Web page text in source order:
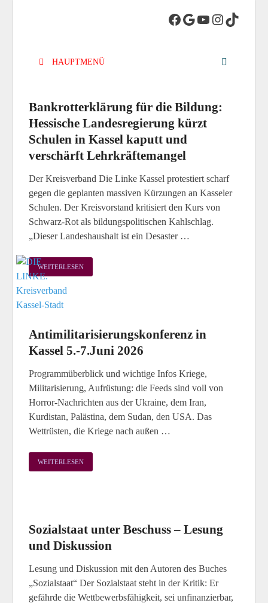
Kreisverband
Kassel-Stadt
HAUPTMENÜ
Bankrotterklärung für die Bildung:
Hessische Landesregierung kürzt
Schulen in Kassel kaputt und
verschärft Lehrkräftemangel
Der Kreisverband Die Linke Kassel protestiert scharf
gegen die geplanten massiven Kürzungen an Kasseler
Schulen. Der Kreisvorstand kritisiert den Kurs von
Schwarz-Rot als bildungspolitischen Kahlschlag.
„Dieser Landeshaushalt ist ein Desaster …
WEITERLESEN
Antimilitarisierungskonferenz in
Kassel 5.-7.Juni 2026
Programmüberblick und wichtige Infos Kriege,
Militarisierung, Aufrüstung: die Feeds sind voll von
Horror-Nachrichten aus der Ukraine, dem Iran,
Kurdistan, Palästina, dem Sudan, den USA. Das
Wettrüsten, die Kriege nach außen …
WEITERLESEN
Sozialstaat unter Beschuss – Lesung
und Diskussion
Lesung und Diskussion mit den Autoren des Buches
„Sozialstaat“ Der Sozialstaat steht in der Kritik: Er
gefährde die Wettbewerbsfähigkeit, sei unfinanzierbar,